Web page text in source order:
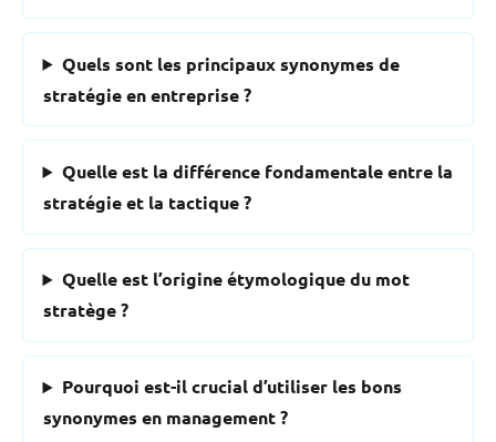
Quels sont les principaux synonymes de
stratégie en entreprise ?
Quelle est la différence fondamentale entre la
stratégie et la tactique ?
Quelle est l’origine étymologique du mot
stratège ?
Pourquoi est-il crucial d’utiliser les bons
synonymes en management ?